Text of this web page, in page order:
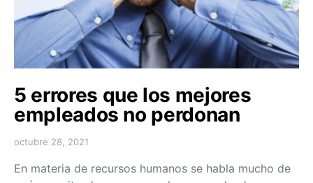
5 errores que los mejores
empleados no perdonan
octubre 28, 2021
En materia de recursos humanos se habla mucho de